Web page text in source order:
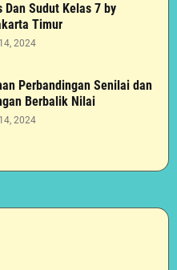
Dan Sudut Kelas 7 by
Timur
2024
Perbandingan Senilai dan
Berbalik Nilai
2024